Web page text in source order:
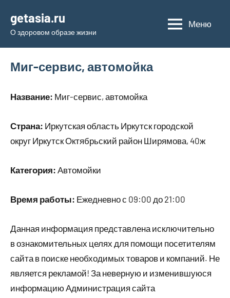
содержимому
getasia.ru
О здоровом образе жизни
Меню
Миг-сервис, автомойка
Название: Миг-сервис, автомойка
Страна: Иркутская область Иркутск городской
округ Иркутск Октябрьский район Ширямова, 40ж
Категория: Автомойки
Время работы: Ежедневно с 09:00 до 21:00
Данная информация представлена исключительно
в ознакомительных целях для помощи посетителям
сайта в поиске необходимых товаров и компаний. Не
является рекламой! За неверную и изменившуюся
информацию Администрация сайта